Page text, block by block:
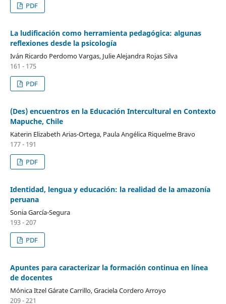
PDF
La ludificación como herramienta pedagógica: algunas
reflexiones desde la psicología
Iván Ricardo Perdomo Vargas, Julie Alejandra Rojas Silva
161 - 175
PDF
(Des) encuentros en la Educación Intercultural en Contexto
Mapuche, Chile
Katerin Elizabeth Arias-Ortega, Paula Angélica Riquelme Bravo
177 - 191
PDF
Identidad, lengua y educación: la realidad de la amazonía
peruana
Sonia García-Segura
193 - 207
PDF
Apuntes para caracterizar la formación continua en línea
de docentes
Mónica Itzel Gárate Carrillo, Graciela Cordero Arroyo
209 - 221